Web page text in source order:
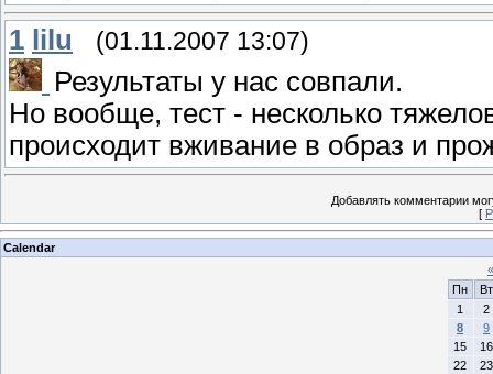
1 lilu (01.11.2007 13:07)
Результаты у нас совпали.
Но вообще, тест - несколько
происходит вживание в образ и
Добавлять комментарии
[
Calendar
«
Пн
Вт
1
2
8
9
15
16
22
23